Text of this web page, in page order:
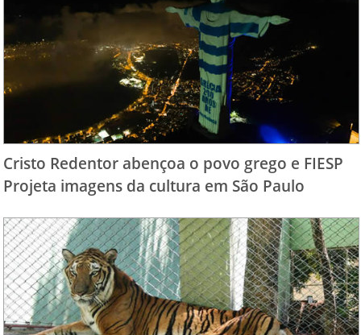
Cristo Redentor abençoa o povo grego e FIESP
Projeta imagens da cultura em São Paulo